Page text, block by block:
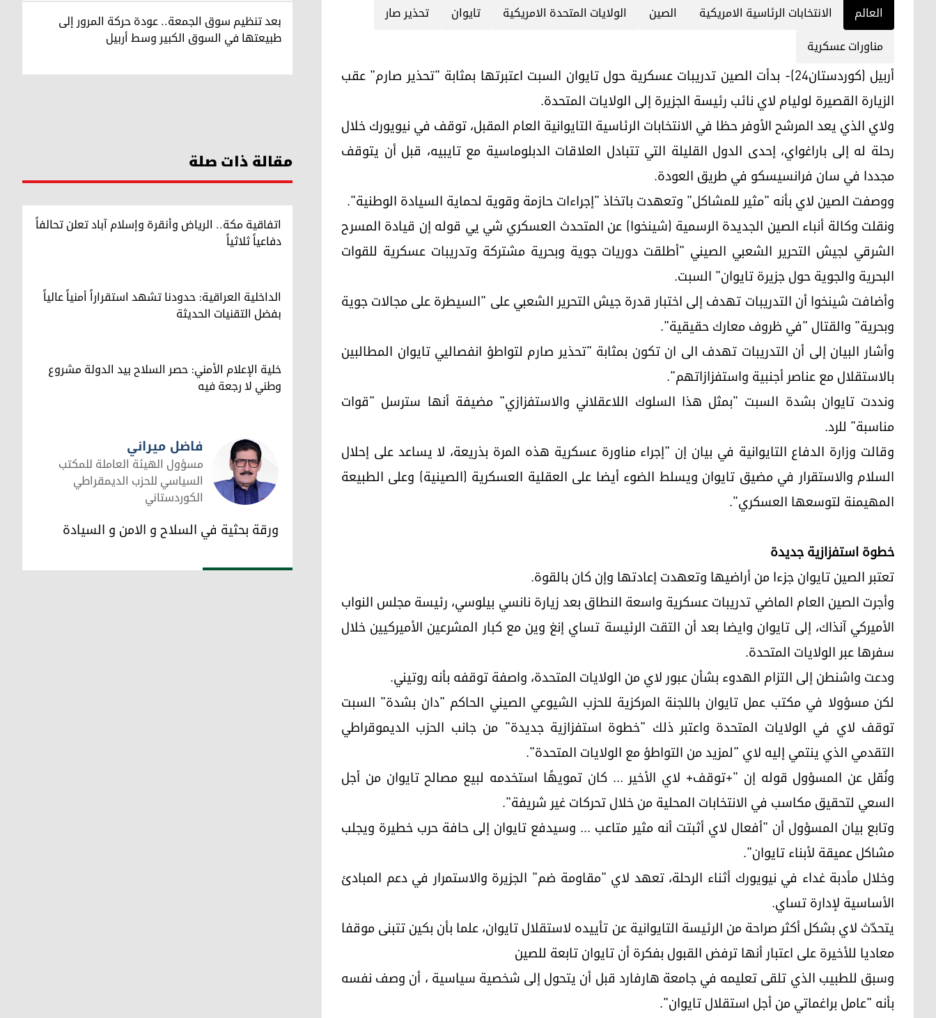
العالم الانتخابات الرئاسية الامريكية الصين الولايات المتحدة الامريكية تايوان
تحذير صار
مناورات عسكرية
أربيل (كوردستان24)- بدأت الصين تدريبات عسكرية حول تايوان السبت اعتبرتها بمثابة "تحذير صارم" عقب
الزيارة القصيرة لوليام لاي نائب رئيسة الجزيرة إلى الولايات المتحدة.
ولاي الذي يعد المرشح الأوفر حظا في الانتخابات الرئاسية التايوانية العام المقبل، توقف في نيويورك خلال
رحلة له إلى باراغواي، إحدى الدول القليلة التي تتبادل العلاقات الدبلوماسية مع تايبيه، قبل أن يتوقف
مجددا في سان فرانسيسكو في طريق العودة.
ووصفت الصين لاي بأنه "مثير للمشاكل" وتعهدت باتخاذ "إجراءات حازمة وقوية لحماية السيادة الوطنية".
ونقلت وكالة أنباء الصين الجديدة الرسمية (شينخوا) عن المتحدث العسكري شي يي قوله إن قيادة المسرح
الشرقي لجيش التحرير الشعبي الصيني "أطلقت دوريات جوية وبحرية مشتركة وتدريبات عسكرية للقوات
البحرية والجوية حول جزيرة تايوان" السبت.
وأضافت شينخوا أن التدريبات تهدف إلى اختبار قدرة جيش التحرير الشعبي على "السيطرة على مجالات جوية
وبحرية" والقتال "في ظروف معارك حقيقية".
وأشار البيان إلى أن التدريبات تهدف الى ان تكون بمثابة "تحذير صارم لتواطؤ انفصاليي تايوان المطالبين
بالاستقلال مع عناصر أجنبية واستفزازاتهم".
ونددت تايوان بشدة السبت "بمثل هذا السلوك اللاعقلاني والاستفزازي" مضيفة أنها سترسل "قوات
مناسبة" للرد.
وقالت وزارة الدفاع التايوانية في بيان إن "إجراء مناورة عسكرية هذه المرة بذريعة، لا يساعد على إحلال
السلام والاستقرار في مضيق تايوان ويسلط الضوء أيضا على العقلية العسكرية (الصينية) وعلى الطبيعة
المهيمنة لتوسعها العسكري".
خطوة استفزازية جديدة
تعتبر الصين تايوان جزءا من أراضيها وتعهدت إعادتها وإن كان بالقوة.
وأجرت الصين العام الماضي تدريبات عسكرية واسعة النطاق بعد زيارة نانسي بيلوسي، رئيسة مجلس النواب
الأميركي آنذاك، إلى تايوان وايضا بعد أن التقت الرئيسة تساي إنغ وين مع كبار المشرعين الأميركيين خلال
سفرها عبر الولايات المتحدة.
ودعت واشنطن إلى التزام الهدوء بشأن عبور لاي من الولايات المتحدة، واصفة توقفه بأنه روتيني.
لكن مسؤولا في مكتب عمل تايوان باللجنة المركزية للحزب الشيوعي الصيني الحاكم "دان بشدة" السبت
توقف لاي في الولايات المتحدة واعتبر ذلك "خطوة استفزازية جديدة" من جانب الحزب الديموقراطي
التقدمي الذي ينتمي إليه لاي "لمزيد من التواطؤ مع الولايات المتحدة".
ونُقل عن المسؤول قوله إن "+توقف+ لاي الأخير ... كان تمويهًا استخدمه لبيع مصالح تايوان من أجل
السعي لتحقيق مكاسب في الانتخابات المحلية من خلال تحركات غير شريفة".
وتابع بيان المسؤول أن "أفعال لاي أثبتت أنه مثير متاعب ... وسيدفع تايوان إلى حافة حرب خطيرة ويجلب
مشاكل عميقة لأبناء تايوان".
وخلال مأدبة غداء في نيويورك أثناء الرحلة، تعهد لاي "مقاومة ضم" الجزيرة والاستمرار في دعم المبادئ
الأساسية لإدارة تساي.
يتحدّث لاي بشكل أكثر صراحة من الرئيسة التايوانية عن تأييده لاستقلال تايوان، علما بأن بكين تتبنى موقفا
معاديا للأخيرة على اعتبار أنها ترفض القبول بفكرة أن تايوان تابعة للصين
وسبق للطبيب الذي تلقى تعليمه في جامعة هارفارد قبل أن يتحول إلى شخصية سياسية ، أن وصف نفسه
بأنه "عامل براغماتي من أجل استقلال تايوان".
بعد تنظيم سوق الجمعة.. عودة حركة المرور إلى
طبيعتها في السوق الكبير وسط أربيل
مقالة ذات صلة
اتفاقية مكة.. الرياض وأنقرة وإسلام آباد تعلن تحالفاً
دفاعياً ثلاثياً
الداخلية العراقية: حدودنا تشهد استقراراً أمنياً عالياً
بفضل التقنيات الحديثة
خلية الإعلام الأمني: حصر السلاح بيد الدولة مشروع
وطني لا رجعة فيه
فاضل ميراني
فاضل ميراني
مسؤول الهيئة العاملة للمكتب
السياسي للحزب الديمقراطي
الكوردستاني
ورقة بحثية في السلاح و الامن و السيادة